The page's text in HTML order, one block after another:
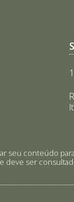
seu conteúdo
ser